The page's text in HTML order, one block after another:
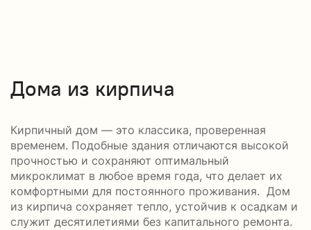
Дома из кирпича
Кирпичный дом — это классика, проверенная
временем. Подобные здания отличаются высокой
прочностью и сохраняют оптимальный
микроклимат в любое время года, что делает их
комфортными для постоянного проживания. Дом
из кирпича сохраняет тепло, устойчив к осадкам и
служит десятилетиями без капитального ремонта.